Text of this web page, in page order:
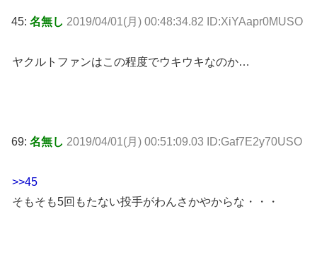
45: 名無し 2019/04/01(月) 00:48:34.82 ID:XiYAapr0MUSO
ヤクルトファンはこの程度でウキウキなのか…
69: 名無し 2019/04/01(月) 00:51:09.03 ID:Gaf7E2y70USO
>>45
そもそも5回もたない投手がわんさかやからな・・・